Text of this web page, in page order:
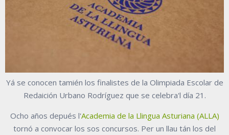
Yá se conocen tamién los finalistes de la Olimpiada Escolar de
Redaición Urbano Rodríguez que se celebra'l día 21.
Ocho años depués l'Academia de la Llingua Asturiana (ALLA)
tornó a convocar los sos concursos. Per un llau tán los del